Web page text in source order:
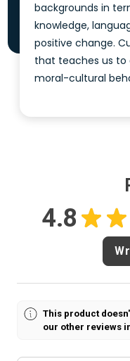
backgrounds in
knowledge,
positive change.
that teaches us
moral-cultural
4.8 ★ ★
This product
our other reviews